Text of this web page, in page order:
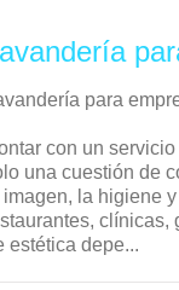
para
con un servicio
una cuestión de
imagen, la higiene
clínicas,
estética depe...